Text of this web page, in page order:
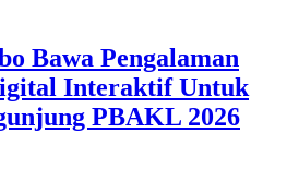
Bawa Pengalaman
Interaktif Untuk
PBAKL 2026